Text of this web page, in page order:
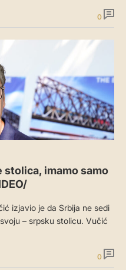
0
stolica, imamo samo
izjavio je da Srbija ne sedi
– srpsku stolicu. Vučić
0